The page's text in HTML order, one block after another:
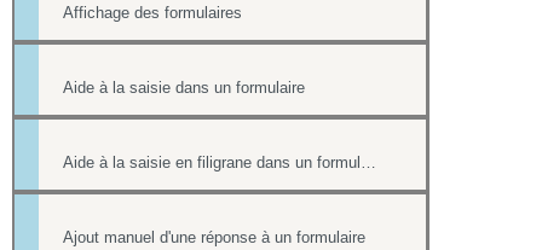
Affichage des formulaires
Aide à la saisie dans un formulaire
Aide à la saisie en filigrane dans un formulaire en ligne
Ajout manuel d'une réponse à un formulaire